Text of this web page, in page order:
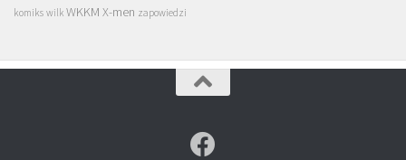
komiks wilk WKKM X-men zapowiedzi